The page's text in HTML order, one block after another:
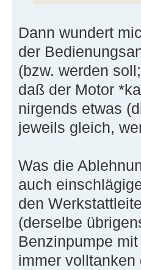
Dann wundert
der
(bzw. werden
daß der Motor
nirgends etwas
jeweils gleich,
Was die
auch
den
(derselbe
Benzinpumpe
immer volltanken